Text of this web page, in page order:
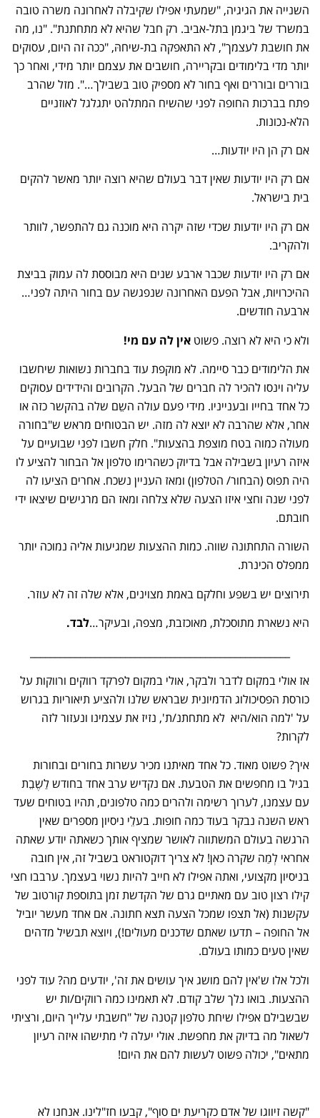
השנייה את הגיגיה, "שמעתי אפילו שקיבלה לאחרונה משרה טובה
במשרד של ביגמן בתל-אביב. רק חבל שהיא לא מתחתנת". "נו, מה
את חושבת לעצמך", לא התאפקה בת-שיחהּ, "ככה זה היום, עסוקים
יותר מדי בלימודים ובקריירה, חושבים את עצמם יותר מידי, ואחר כך
בוררים ובוררים ואף בחור לא מספיק טוב בשבילך…". מזל שהרב
פתח בברכות החופה לפני שהשיח המתלהט יתגלגל לאוזניים
הלא-נכונות.
אם רק הן היו יודעות…
אם רק היו יודעות שאין דבר בעולם שהיא רוצה יותר מאשר להקים
בית בישראל.
אם רק היו יודעות שכדי שזה יקרה היא מוכנה גם להתפשר, לוותר
ולהקריב.
אם רק היו יודעות שכבר ארבע שנים היא מבוססת לה עמוק בביצת
ההיכרויות, אבל הפעם האחרונה שנפגשה עם בחור היתה לפני…
ארבעה חודשים.
ולא כי היא לא רוצה. פשוט אין לה עם מי!
את הלימודים כבר סיימה. לא מוקפת עוד בחברות נשואות שיחשבו
עליה וינסו להכיר לה חברים של הבעל. הקרובים והידידים עסוקים
כל אחד בחייו ובענייניו. מידי פעם עולה השֵם שלה בהקשר כזה או
אחר, אלא שהרבה לא יוצא לה מזה. יש הבטוחים מראש ש"בחורה
מעולה כמוה בטח מוצפת בהצעות". חלק חשבו לפני שבועיים על
איזה רעיון בשבילה אבל בדיוק כשהרימו טלפון אל הבחור להציע לו
היה תפוס (הבחור/ הטלפון) ומאז העניין נשכח. אחרים הציעו לה
לפני שנה וחצי איזו הצעה שלא צלחה ומאז הם מרגישים שיצאו ידי
חובתם.
השורה התחתונה שווה. כמות ההצעות שמגיעות אליה נמוכה יותר
ממפלס הכינרת.
תירוצים יש בשפע וחלקם באמת מצוינים, אלא שלה זה לא עוזר.
היא נשארת מתוסכלת, מאוכזבת, מצפה, ובעיקר…לבד.
אז אולי במקום לדבר ולבקר, אולי במקום לפרקד רווקים ורווקות על
כורסת הפסיכולוג הדמיונית שבראש שלנו ולהציע תיאוריות בגרוש
על 'למה הוא/היא לא מתחתנ/ת', נזיז את עצמינו ונעזור לזה
לקרות?
איך? פשוט מאוד. כל אחד מאיתנו מכיר עשרות בחורים ובחורות
בגיל בו מחפשים את הטבעת. אם נקדיש ערב אחד בחודש לַשֶבֵת
עם עצמנו, לערוך רשימה ולהרים כמה טלפונים, תהיו בטוחים שעד
ראש השנה נבקר בעוד כמה חופות. בעלֵי ניסיון מספרים שאין
הרגשה בעולם המשתווה לאושר שמציף אותך כשאתה יודע שאתה
אחראי לְמַה שקרה כאן! לא צריך דוקטוראט בשביל זה, אין חובה
בניסיון מקצועי, ואתה אפילו לא חייב להיות נשוי בעצמך. ערבבו חצי
קילו רצון טוב עם מאתיים גרם של הקדשת זמן בתוספת קורטוב של
עקשנות (אל תצפו שמכל הצעה תצא חתונה. אם אחד מעשר יוביל
אל החופה – תדעו שאתם שדכנים מעולים!), ויוצא תבשיל מדהים
שאין טעים כמותו בעולם.
ולכל אלו ש'אין להם מושג איך עושים את זה', יודעים מה? עוד לפני
ההצעות. בואו נלך שלב קודם. לא תאמינו כמה רווקים/ות יש
שבשבילם אפילו שיחת טלפון קטנה של "חשבתי עלייך היום, ורציתי
לשאול מה בדיוק את מחפשת. אולי יעלה לי מתישהו איזה רעיון
מתאים", יכולה פשוט לעשות להם את היום!
"קשה זיווגו של אדם כקריעת ים סוף", קבעו חז"לינו. אנחנו לא